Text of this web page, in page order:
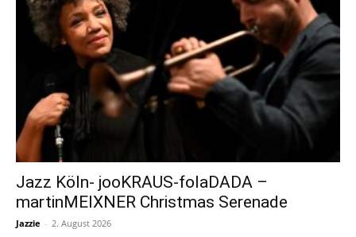
Jazz Köln- jooKRAUS-folaDADA –
martinMEIXNER Christmas Serenade
Jazzie - 2. August 2026